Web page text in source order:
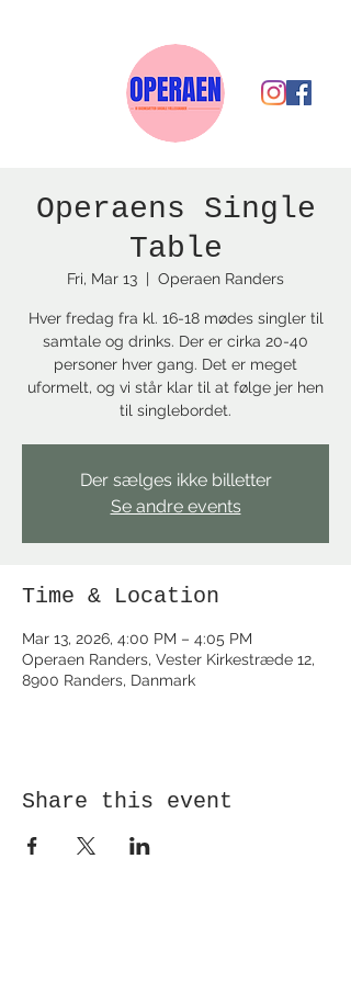
Operaens Single
Table
Fri, Mar 13
  |
Operaen Randers
Hver fredag fra kl. 16-18 mødes singler til
samtale og drinks. Der er cirka 20-40
personer hver gang. Det er meget
uformelt, og vi står klar til at følge jer hen
til singlebordet.
Der sælges ikke billetter
Se andre events
Time & Location
Mar 13, 2026, 4:00 PM – 4:05 PM
Operaen Randers, Vester Kirkestræde 12,
8900 Randers, Danmark
Share this event